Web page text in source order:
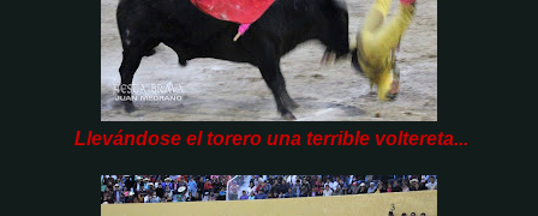
Llevándose el torero una terrible voltereta...